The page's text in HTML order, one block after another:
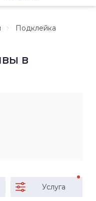
Подклейка
в
Услуга